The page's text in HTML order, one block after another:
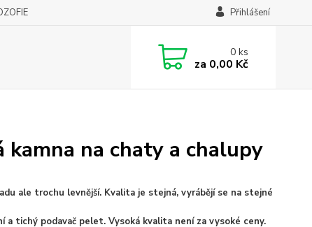
Přihlášení
0ks
za 0,00 Kč
na chaty a chalupy
ale trochu levnější. Kvalita je stejná, vyrábějí se na stejné
tichý podavač pelet. Vysoká kvalita není za vysoké ceny.